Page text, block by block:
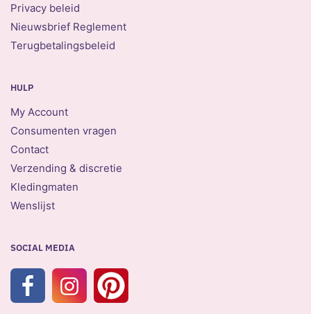
Privacy beleid
Nieuwsbrief Reglement
Terugbetalingsbeleid
HULP
My Account
Consumenten vragen
Contact
Verzending & discretie
Kledingmaten
Wenslijst
SOCIAL MEDIA